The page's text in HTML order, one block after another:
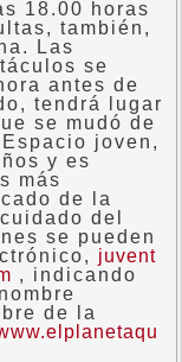
18.00 horas
también,
Las
se
antes de
tendrá lugar
se mudó de
joven,
y es
más
de la
del
se pueden
juvent
, indicando
de la